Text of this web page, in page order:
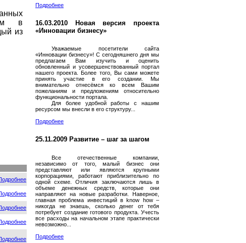
в
из
Подробнее
16.03.2010 Новая версия проекта
«Инновации бизнесу»
Уважаемые посетители сайта
«Инновации бизнесу»! С сегодняшнего дня мы
предлагаем Вам изучить и оценить
обновленный и усовершенствованный портал
нашего проекта. Более того, Вы сами можете
принять участие в его создании. Мы
внимательно отнесёмся ко всем Вашим
пожеланиям и предложениям относительно
функциональности портала.
Для более удобной работы с нашим
ресурсом мы внесли в его структуру...
Подробнее
25.11.2009 Развитие – шаг за шагом
Все отечественные компании,
независимо от того, малый бизнес они
представляют или являются крупными
корпорациями, работают приблизительно по
одной схеме. Отличия заключаются лишь в
объеме денежных средств, которые они
направляют на новые разработки. Наверное,
главная проблема инвестиций в know how –
никогда не знаешь, сколько денег от тебя
потребует создание готового продукта. Учесть
все расходы на начальном этапе практически
невозможно...
Подробнее